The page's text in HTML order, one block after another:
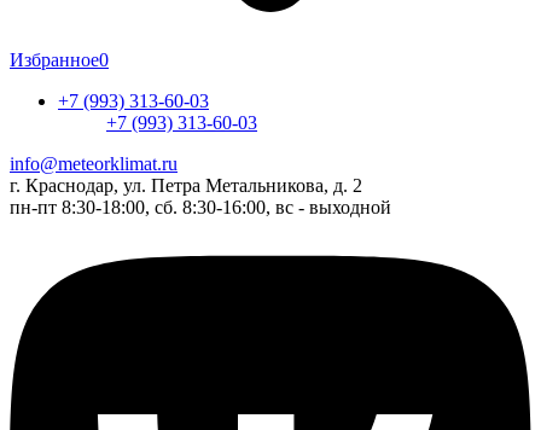
Избранное0
+7 (993) 313-60-03
+7 (993) 313-60-03
info@meteorklimat.ru
г. Краснодар, ул. Петра Метальникова, д. 2
пн-пт 8:30-18:00, сб. 8:30-16:00, вс - выходной